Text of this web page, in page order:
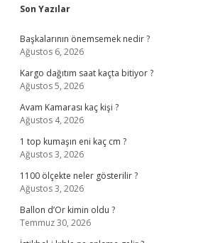
Sidebar
Son Yazılar
Başkalarının önemsemek nedir ?
Ağustos 6, 2026
Kargo dağıtım saat kaçta bitiyor ?
Ağustos 5, 2026
Avam Kamarası kaç kişi ?
Ağustos 4, 2026
1 top kumaşın eni kaç cm ?
Ağustos 3, 2026
1100 ölçekte neler gösterilir ?
Ağustos 3, 2026
Ballon d’Or kimin oldu ?
Temmuz 30, 2026